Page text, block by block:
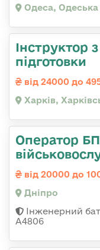
Одеса, Одеська
Інструктор
підготовки
від 24000 до
Харків,
Оператор
від 20000 до
Дніпро
Інженерний
А4806